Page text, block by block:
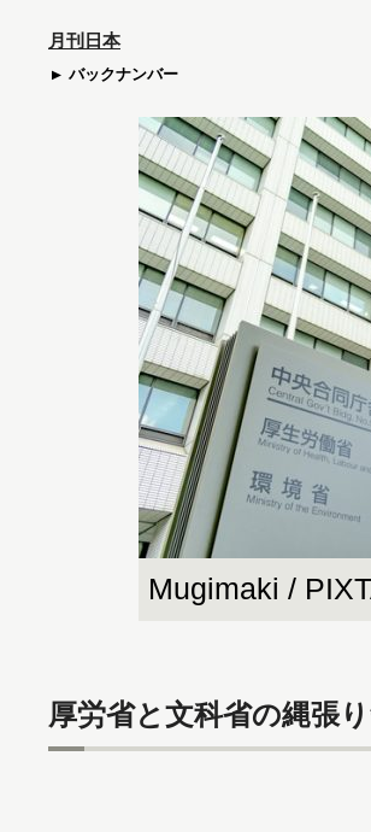
月刊日本
バックナンバー
Mugimaki /
厚労省と文科省の縄張